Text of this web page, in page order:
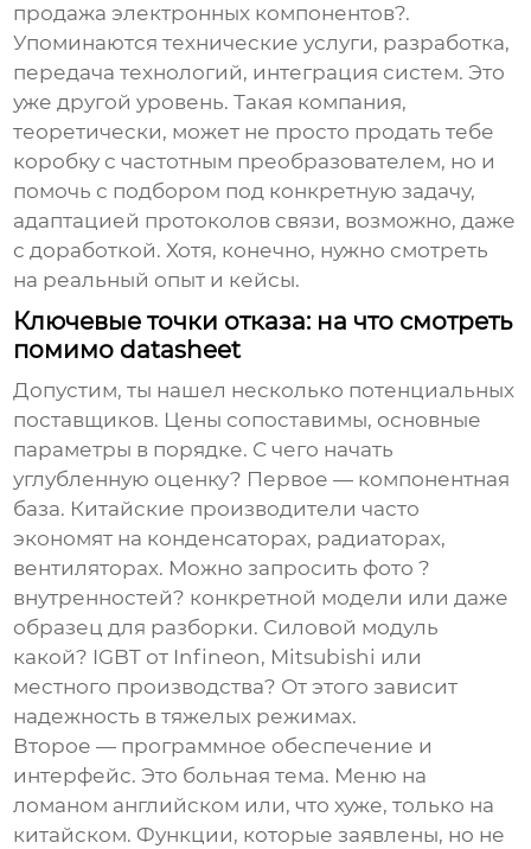
продажа электронных компонентов?.
Упоминаются технические услуги, разработка,
передача технологий, интеграция систем. Это
уже другой уровень. Такая компания,
теоретически, может не просто продать тебе
коробку счастотным преобразователем, но и
помочь с подбором под конкретную задачу,
адаптацией протоколов связи, возможно, даже
с доработкой. Хотя, конечно, нужно смотреть
на реальный опыт и кейсы.
Ключевые точки отказа: на что смотреть
помимо datasheet
Допустим, ты нашел несколько потенциальных
поставщиков. Цены сопоставимы, основные
параметры в порядке. С чего начать
углубленную оценку? Первое — компонентная
база. Китайские производители часто
экономят на конденсаторах, радиаторах,
вентиляторах. Можно запросить фото ?
внутренностей? конкретной модели или даже
образец для разборки. Силовой модуль
какой? IGBT от Infineon, Mitsubishi или
местного производства? От этого зависит
надежность в тяжелых режимах.
Второе — программное обеспечение и
интерфейс. Это больная тема. Меню на
ломаном английском или, что хуже, только на
китайском. Функции, которые заявлены, но не